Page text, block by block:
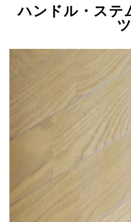
ハンドル・ステ